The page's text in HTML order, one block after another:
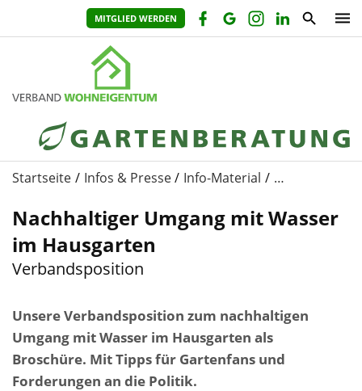
MITGLIED WERDEN
Startseite Infos & Presse Info-Material …
Nachhaltiger Umgang mit Wasser
im Hausgarten
Verbandsposition
Unsere Verbandsposition zum nachhaltigen
Umgang mit Wasser im Hausgarten als
Broschüre. Mit Tipps für Gartenfans und
Forderungen an die Politik.